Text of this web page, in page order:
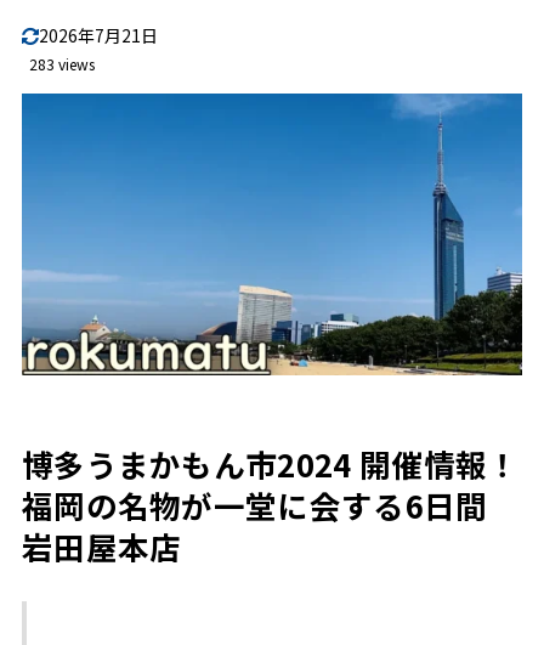
2026年7月21日
283 views
博多うまかもん市2024 開催情報！
福岡の名物が一堂に会する6日間
岩田屋本店